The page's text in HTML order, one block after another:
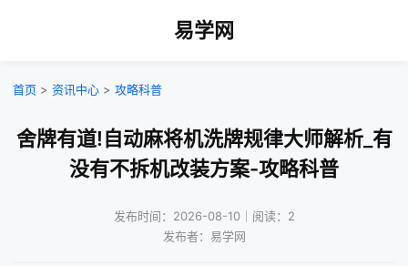
易学网
首页 > 资讯中心 > 攻略科普
舍牌有道!自动麻将机洗牌规律大师解析_有
没有不拆机改装方案-攻略科普
发布时间：2026-08-10｜阅读：2
发布者：易学网